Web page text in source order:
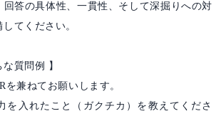
答の具体性、一貫性、そして深掘りへの対
てください。
質問例 】
を兼ねてお願いします。
を入れたこと（ガクチカ）を教えてくださ